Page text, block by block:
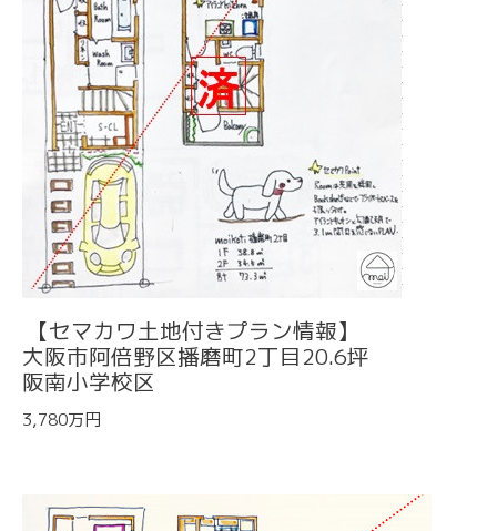
【セマカワ土地付きプラン情報】
大阪市阿倍野区播磨町2丁目20.6坪
阪南小学校区
3,780万円